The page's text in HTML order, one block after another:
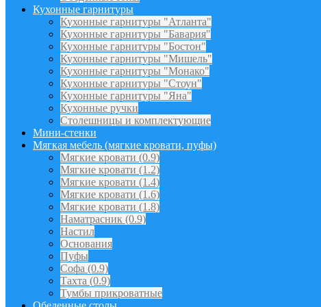
Кухонные гарнитуры
Кухонные гарнитуры "Атланта"
Кухонные гарнитуры "Бавария"
Кухонные гарнитуры "Бостон"
Кухонные гарнитуры "Мишель"
Кухонные гарнитуры "Монако"
Кухонные гарнитуры "Стоун"
Кухонные гарнитуры "Яна"
Кухонные ручки
Столешницы и комплектующие
Мини-стенки
Мягкая мебель (мягкие кровати, пуфы)
Мягкие кровати (0.9)
Мягкие кровати (1.2)
Мягкие кровати (1.4)
Мягкие кровати (1.6)
Мягкие кровати (1.8)
Наматрасник (0.9)
Настил
Основания
Пуфы
Софа (0.9)
Тахта (0.9)
Тумбы прикроватные